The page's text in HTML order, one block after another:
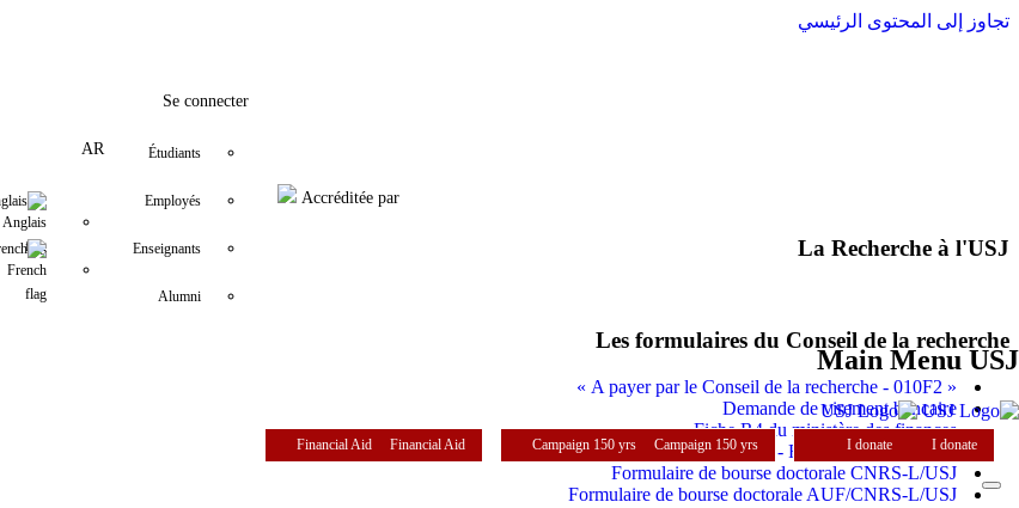
تجاوز إلى المحتوى الرئيسي
Accréditée par
Se connecter
Étudiants
Employés
Enseignants
Alumni
AR
Main Menu USJ
I donate I donate
Campaign 150 yrs Campaign 150 yrs
Financial Aid Financial Aid
La Recherche à l'USJ
Les formulaires du Conseil de la recherche
« A payer par le Conseil de la recherche - 010F2 »
Demande de virement bancaire
Fiche R4 du ministère des finances
Programmes doctoraux thématiques - Règlement 2017-2018
Formulaire de bourse doctorale CNRS-L/USJ
Formulaire de bourse doctorale AUF/CNRS-L/USJ